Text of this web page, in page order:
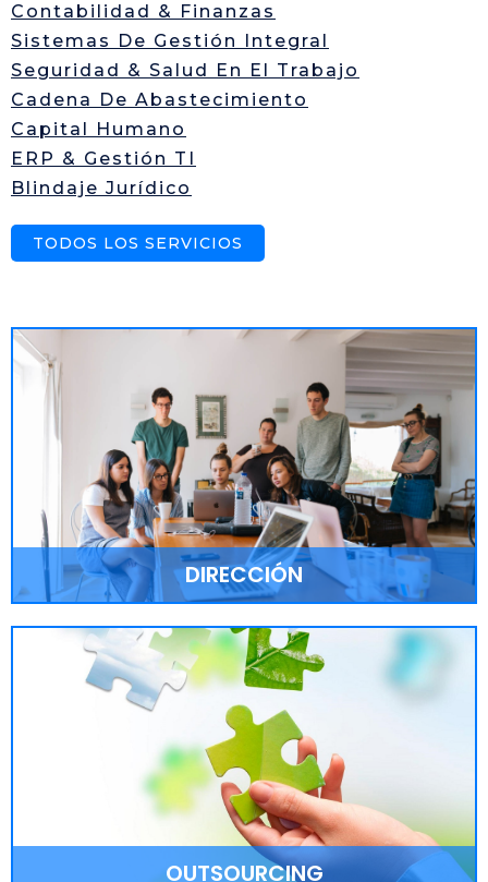
Contabilidad & Finanzas
Sistemas De Gestión Integral
Seguridad & Salud En El Trabajo
Cadena De Abastecimiento
Capital Humano
ERP & Gestión TI
Blindaje Jurídico
TODOS LOS SERVICIOS
DIRECCIÓN
DIRECCIÓN
Aceleramos el crecimiento y fortalecimiento de cada
organización a través de la innovación, mejora de los
procesos operativos y tecnológicos.
LEER MÁS >
OUTSOURCING